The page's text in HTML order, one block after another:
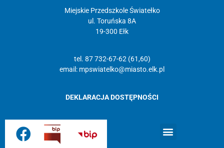
Miejskie Przedszkole Światełko
ul. Toruńska 8A
19-300 Ełk
tel. 87 732-67-62 (61,60)
email: mpswiatelko@miasto.elk.pl
DEKLARACJA DOSTĘPNOŚCI